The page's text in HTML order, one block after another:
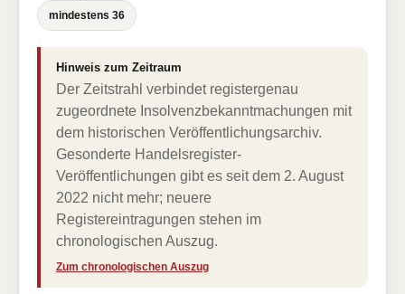
mindestens 36
Hinweis zum Zeitraum
Der Zeitstrahl verbindet registergenau
zugeordnete Insolvenzbekanntmachungen mit
dem historischen Veröffentlichungsarchiv.
Gesonderte Handelsregister-
Veröffentlichungen gibt es seit dem 2. August
2022 nicht mehr; neuere
Registereintragungen stehen im
chronologischen Auszug.
Zum chronologischen Auszug